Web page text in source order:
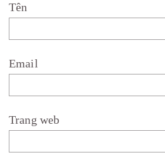
Tên
Email
Trang web